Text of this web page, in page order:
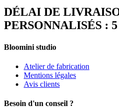
DÉLAI DE
PERSONNALISÉS :
Bloomini studio
Atelier de fabrication
Mentions légales
Avis clients
Besoin d'un conseil ?